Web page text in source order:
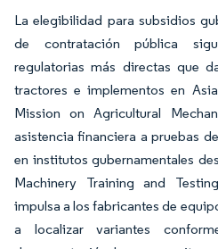
La elegibilidad para subsidios
de contratación pública
regulatorias más directas que
tractores e implementos en
Mission on Agricultural
asistencia financiera a pruebas
en institutos gubernamentales
Machinery Training and
impulsa a los fabricantes de
a localizar variantes